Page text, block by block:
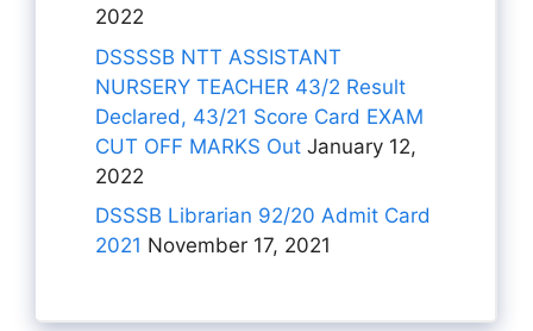
2022
DSSSSB NTT ASSISTANT
NURSERY TEACHER 43/2 Result
Declared, 43/21 Score Card EXAM
CUT OFF MARKS Out January 12,
2022
DSSSB Librarian 92/20 Admit Card
2021 November 17, 2021